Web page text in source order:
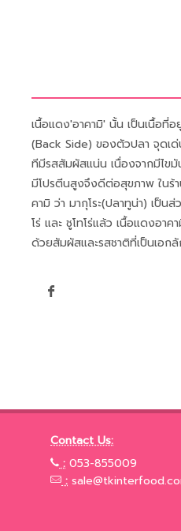
เนื้อแดง'อาคามิ' นั้น เป็นเนื้อที่
(Back Side) ของตัวปลา จุดเ
ทีมีรสสัมผัสแน่น เนื่องจากมีไข
มีโปรตีนสูงจึงดีต่อสุขภาพ ในร้
คามิ ว่า มากุโระ(ปลาทูน่า) เป็น
โร่ และ ชูโทโร่แล้ว เนื้อแดงอา
ด้วยสัมผัสและรสชาติที่เป็นเอก
Contact Us:
: 053-855009
: